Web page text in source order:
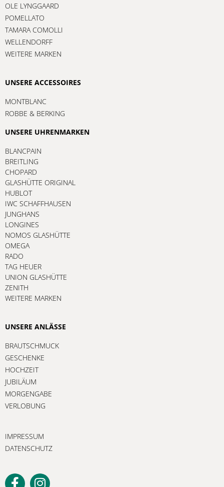
OLE LYNGGAARD
POMELLATO
TAMARA COMOLLI
WELLENDORFF
WEITERE MARKEN
UNSERE ACCESSOIRES
MONTBLANC
ROBBE & BERKING
UNSERE UHRENMARKEN
BLANCPAIN
BREITLING
CHOPARD
GLASHÜTTE ORIGINAL
HUBLOT
IWC SCHAFFHAUSEN
JUNGHANS
LONGINES
NOMOS GLASHÜTTE
OMEGA
RADO
TAG HEUER
UNION GLASHÜTTE
ZENITH
WEITERE MARKEN
UNSERE ANLÄSSE
BRAUTSCHMUCK
GESCHENKE
HOCHZEIT
JUBILÄUM
MORGENGABE
VERLOBUNG
IMPRESSUM
DATENSCHUTZ